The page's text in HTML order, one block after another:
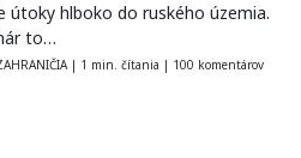
útoky hlboko do ruského územia.
to…
| 1 min. čítania | 100 komentárov